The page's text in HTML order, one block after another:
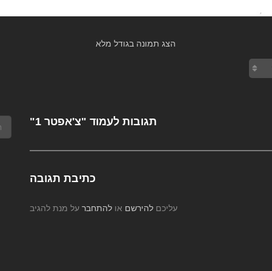
הצג תמונה בגודל מלא
תגובות לעמוד "צ'אפטר 1"
כתיבת תגובה
עליכם להירשם או להתחבר על מנת להגיב